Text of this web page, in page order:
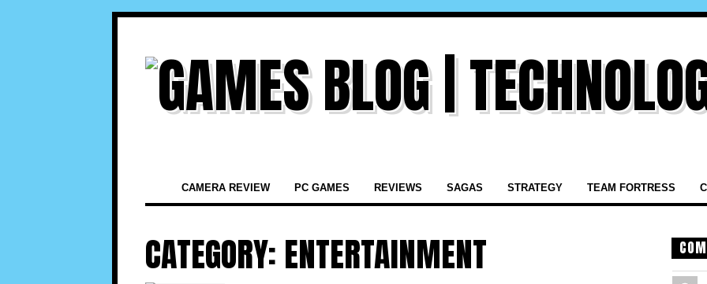
CAMERA REVIEW PC GAMES REVIEWS SAGAS STRATEGY TEAM FORTRESS
CATEGORY: ENTERTAINMENT